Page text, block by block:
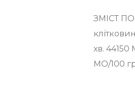
ЗМІСТ
хв. 44150
МО/100